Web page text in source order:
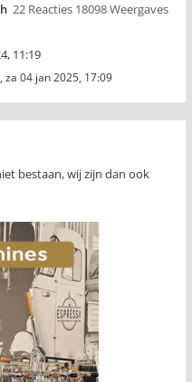
22 Reacties 18098 Weergaves
11:19
, za 04 jan 2025, 17:09
bestaan, wij zijn dan ook